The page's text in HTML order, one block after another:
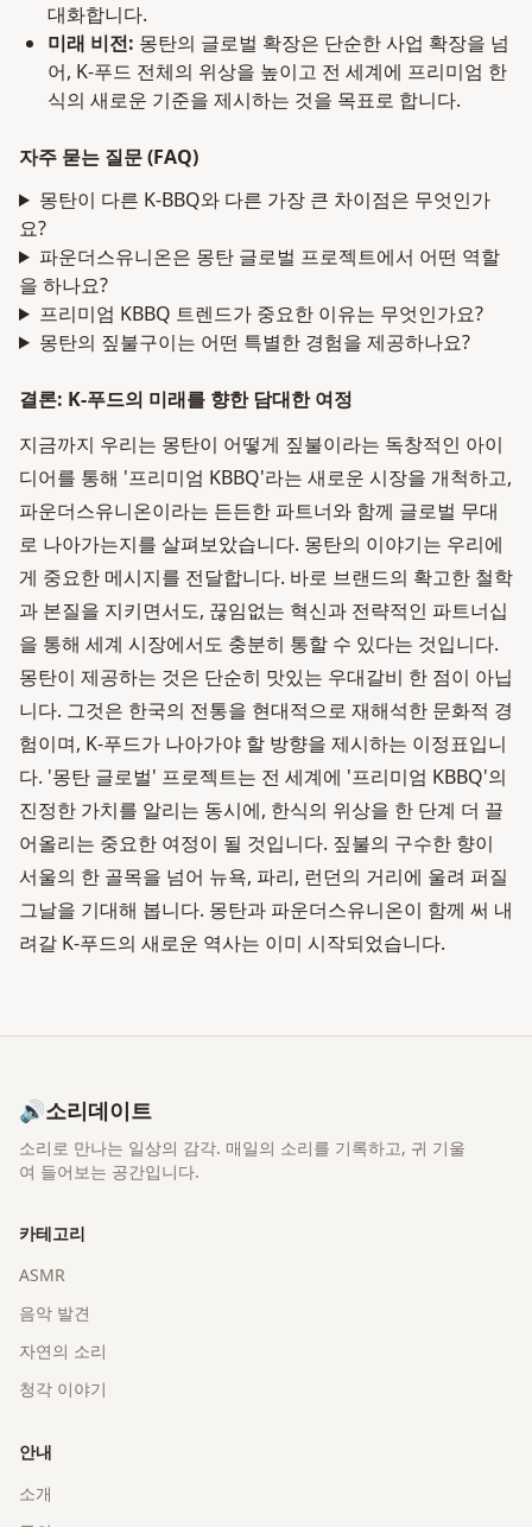
대화합니다.
미래 비전: 몽탄의 글로벌 확장은 단순한 사업 확장을 넘
어, K-푸드 전체의 위상을 높이고 전 세계에 프리미엄 한
식의 새로운 기준을 제시하는 것을 목표로 합니다.
자주 묻는 질문 (FAQ)
몽탄이 다른 K-BBQ와 다른 가장 큰 차이점은 무엇인가
요?
파운더스유니온은 몽탄 글로벌 프로젝트에서 어떤 역할
을 하나요?
프리미엄 KBBQ 트렌드가 중요한 이유는 무엇인가요?
몽탄의 짚불구이는 어떤 특별한 경험을 제공하나요?
결론: K-푸드의 미래를 향한 담대한 여정
지금까지 우리는 몽탄이 어떻게 짚불이라는 독창적인 아이
디어를 통해 '프리미엄 KBBQ'라는 새로운 시장을 개척하고,
파운더스유니온이라는 든든한 파트너와 함께 글로벌 무대
로 나아가는지를 살펴보았습니다. 몽탄의 이야기는 우리에
게 중요한 메시지를 전달합니다. 바로 브랜드의 확고한 철학
과 본질을 지키면서도, 끊임없는 혁신과 전략적인 파트너십
을 통해 세계 시장에서도 충분히 통할 수 있다는 것입니다.
몽탄이 제공하는 것은 단순히 맛있는 우대갈비 한 점이 아닙
니다. 그것은 한국의 전통을 현대적으로 재해석한 문화적 경
험이며, K-푸드가 나아가야 할 방향을 제시하는 이정표입니
다. '몽탄 글로벌' 프로젝트는 전 세계에 '프리미엄 KBBQ'의
진정한 가치를 알리는 동시에, 한식의 위상을 한 단계 더 끌
어올리는 중요한 여정이 될 것입니다. 짚불의 구수한 향이
서울의 한 골목을 넘어 뉴욕, 파리, 런던의 거리에 울려 퍼질
그날을 기대해 봅니다. 몽탄과 파운더스유니온이 함께 써 내
려갈 K-푸드의 새로운 역사는 이미 시작되었습니다.
🔊소리데이트
소리로 만나는 일상의 감각. 매일의 소리를 기록하고, 귀 기울
여 들어보는 공간입니다.
카테고리
ASMR
음악 발견
자연의 소리
청각 이야기
안내
소개